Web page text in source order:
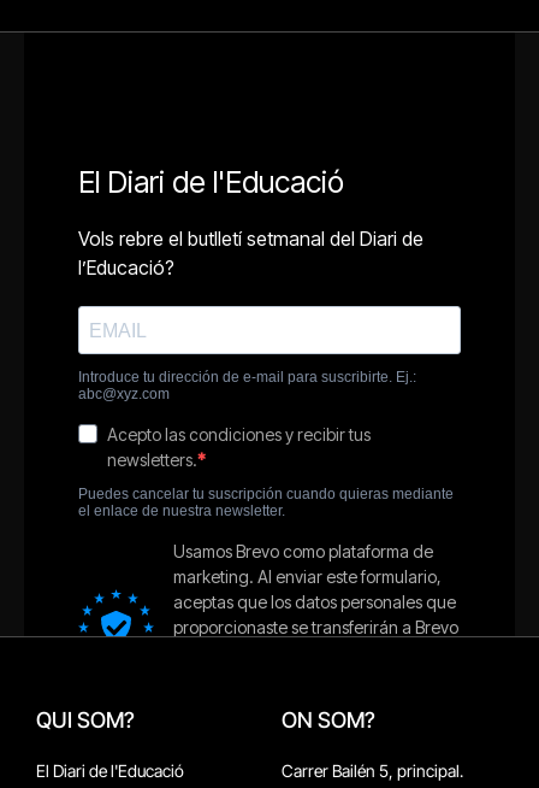
QUI SOM?
El Diari de l'Educació
ON SOM?
Carrer Bailén 5, principal.